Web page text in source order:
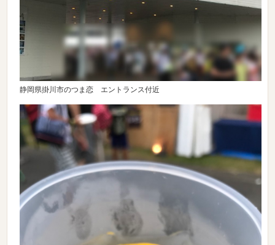
静岡県掛川市のつま恋 エントランス付近